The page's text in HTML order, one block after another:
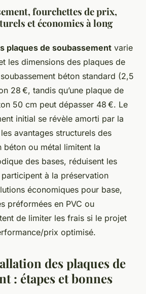
fourchettes de prix,
et économies à long
plaques de soubassement varie
les dimensions des plaques de
béton standard (2,5
28 €, tandis qu’une plaque de
50 cm peut dépasser 48 €. Le
initial se révèle amorti par la
avantages structurels des
béton ou métal limitent la
des bases, réduisent les
à la préservation
économiques pour base,
préformées en PVC ou
de limiter les frais si le projet
prix optimisé.
des plaques de
: étapes et bonnes